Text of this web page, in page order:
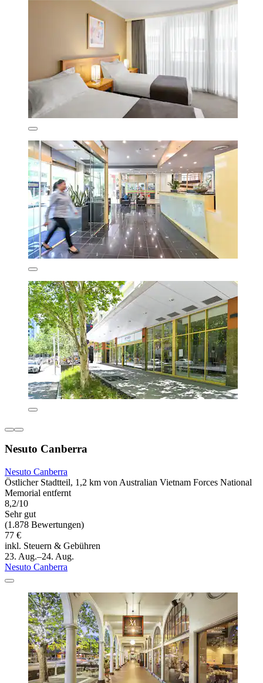
Nesuto Canberra
Nesuto Canberra
Östlicher Stadtteil, 1,2 km von Australian Vietnam Forces National
Memorial entfernt
8,2/10
Sehr gut
(1.878 Bewertungen)
77 €
inkl. Steuern & Gebühren
23. Aug.–24. Aug.
Nesuto Canberra